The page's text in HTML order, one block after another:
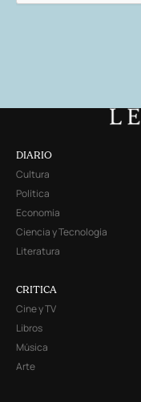
DIARIO
Cultura
Política
Economía
Ciencia y Tecnología
Literatura
CRITICA
Cine y TV
Libros
Música
Arte